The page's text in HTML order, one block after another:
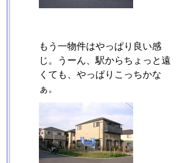
もう一物件はやっぱり良い感
じ。うーん、駅からちょっと遠
くても、やっぱりこっちかな
ぁ。